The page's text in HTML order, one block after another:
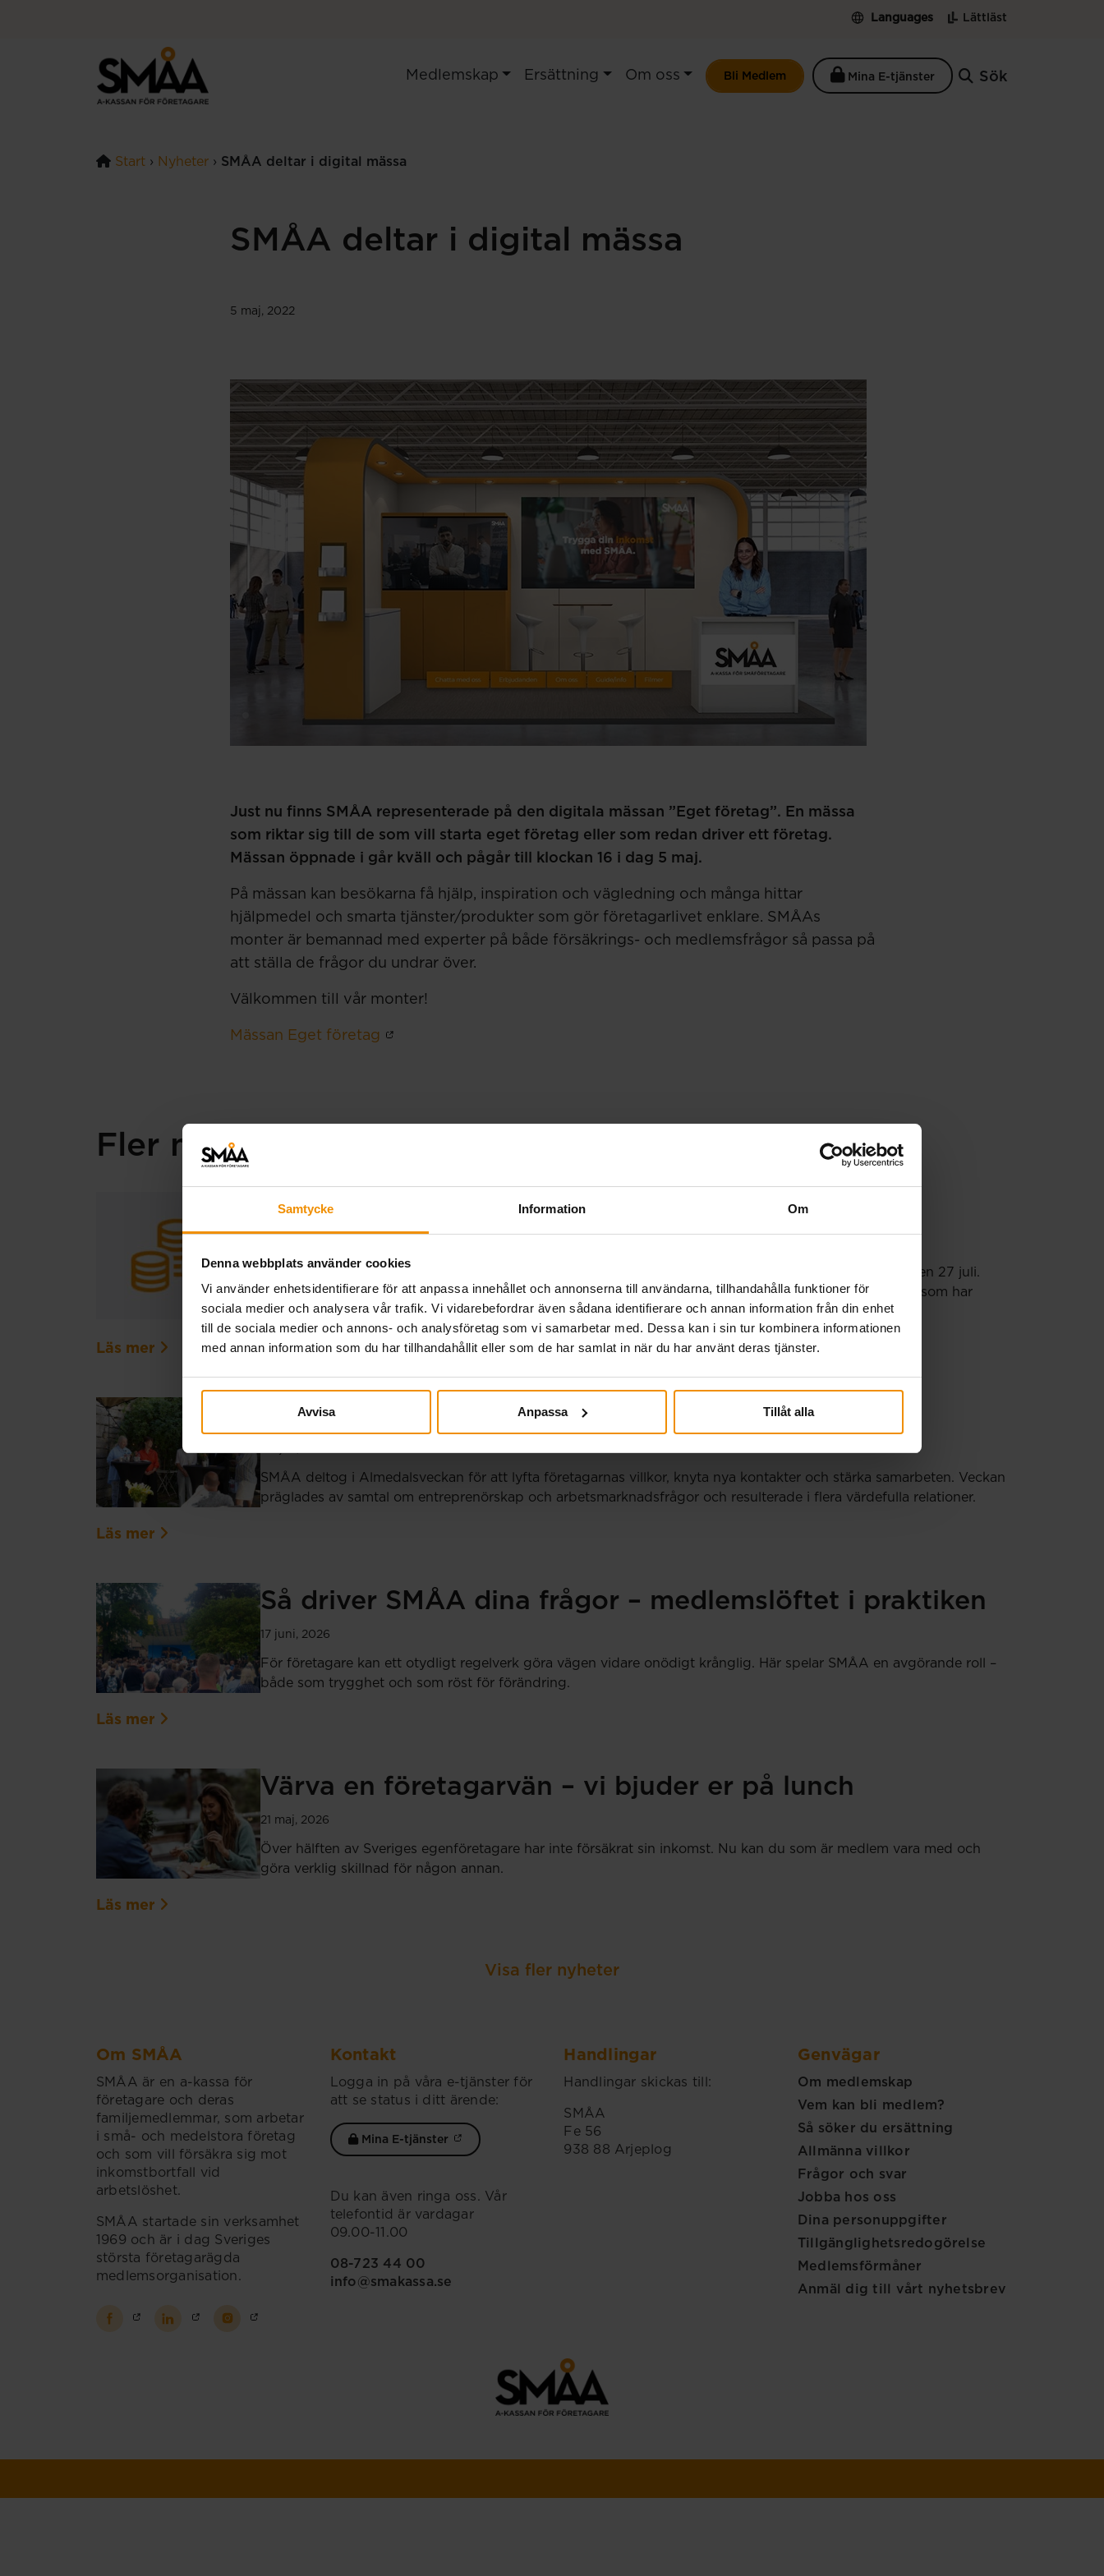
Samtycke Information Om
Denna webbplats använder cookies
Vi använder enhetsidentifierare för att anpassa innehållet och annonserna till användarna, tillhandahålla funktioner för
sociala medier och analysera vår trafik. Vi vidarebefordrar även sådana identifierare och annan information från din enhet
till de sociala medier och annons- och analysföretag som vi samarbetar med. Dessa kan i sin tur kombinera informationen
med annan information som du har tillhandahållit eller som de har samlat in när du har använt deras tjänster.
Avvisa Anpassa Tillåt alla
Languages Lättläst
Medlemskap Ersättning Om oss Bli Medlem Mina E-tjänster Sök
Start › Nyheter › SMÅA deltar i digital mässa
SMÅA deltar i digital mässa
5 maj, 2022
Just nu finns SMÅA representerade på den digitala mässan ”Eget företag”. En mässa
som riktar sig till de som vill starta eget företag eller som redan driver ett företag.
Mässan öppnade i går kväll och pågår till klockan 16 i dag 5 maj.
På mässan kan besökarna få hjälp, inspiration och vägledning och många hittar
hjälpmedel och smarta tjänster/produkter som gör företagarlivet enklare. SMÅAs
monter är bemannad med experter på både försäkrings- och medlemsfrågor så passa på
att ställa de frågor du undrar över.
Välkommen till vår monter!
Mässan Eget företag
Fler nyheter
Extra utbetalning 27 juli.
På grund av en teknisk störning i a-kassornas gemensamma system genomförs en extra utbetalning den 27 juli.
Den ordinarie utbetalningen på torsdag sker som vanligt för alla tidrapporter och månadsansökningar som har
registrerats för utbetalning senast 20 juli. Har din tidrapport eller…
Läs mer
SMÅA i Almedalen 2026
SMÅA deltog i Almedalsveckan för att lyfta företagarnas villkor, knyta nya kontakter och stärka samarbeten. Veckan
präglades av samtal om entreprenörskap och arbetsmarknadsfrågor och resulterade i flera värdefulla relationer.
Läs mer
Så driver SMÅA dina frågor – medlemslöftet i praktiken
17 juni, 2026
För företagare kan ett otydligt regelverk göra vägen vidare onödigt krånglig. Här spelar SMÅA en avgörande roll –
både som trygghet och som röst för förändring.
Läs mer
Värva en företagarvän – vi bjuder er på lunch
21 maj, 2026
Över hälften av Sveriges egenföretagare har inte försäkrat sin inkomst. Nu kan du som är medlem vara med och
göra verklig skillnad för någon annan.
Läs mer
Visa fler nyheter
Om SMÅA
SMÅA är en a-kassa för
företagare och deras
familjemedlemmar, som arbetar
i små- och medelstora företag
och som vill försäkra sig mot
inkomstbortfall vid
arbetslöshet.
SMÅA startade sin verksamhet
1969 och är i dag Sveriges
största företagarägda
medlemsorganisation.
Kontakt
Logga in på våra e-tjänster för
att se status i ditt ärende:
Mina E-tjänster
Du kan även ringa oss. Vår
telefontid är vardagar
09.00-11.00
08-723 44 00
info@smakassa.se
Handlingar
Handlingar skickas till:
SMÅA
Fe 56
938 88 Arjeplog
Genvägar
Om medlemskap
Vem kan bli medlem?
Så söker du ersättning
Allmänna villkor
Frågor och svar
Jobba hos oss
Dina personuppgifter
Tillgänglighetsredogörelse
Medlemsförmåner
Anmäl dig till vårt nyhetsbrev